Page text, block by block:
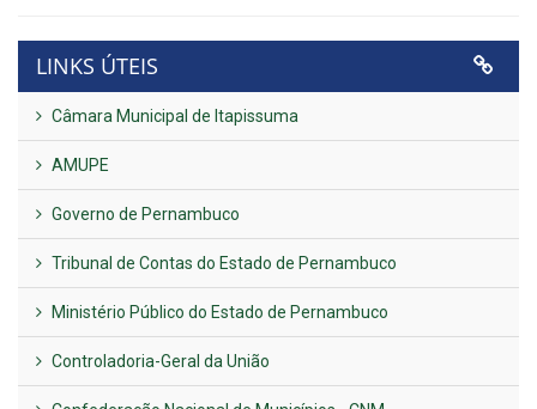
LINKS ÚTEIS
Câmara Municipal de Itapissuma
AMUPE
Governo de Pernambuco
Tribunal de Contas do Estado de Pernambuco
Ministério Público do Estado de Pernambuco
Controladoria-Geral da União